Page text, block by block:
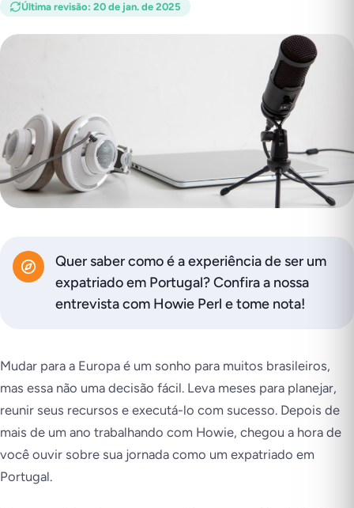
Última revisão: 20 de jan. de 2025
Quer saber como é a experiência de ser um
expatriado em Portugal? Confira a nossa
entrevista com Howie Perl e tome nota!
Mudar para a Europa é um sonho para muitos brasileiros,
mas essa não uma decisão fácil. Leva meses para planejar,
reunir seus recursos e executá-lo com sucesso. Depois de
mais de um ano trabalhando com Howie, chegou a hora de
você ouvir sobre sua jornada como um expatriado em
Portugal.